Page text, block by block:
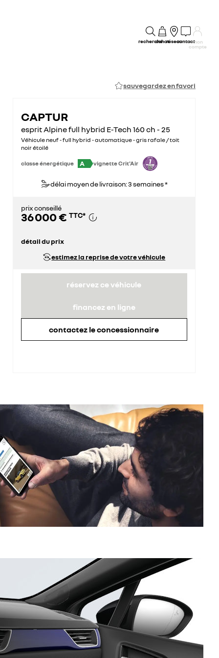
rechercheachatréseaucontactmon
compte
sauvegardez en favori
CAPTUR
esprit Alpine full hybrid E-Tech 160 ch - 25
Véhicule neuf - full hybrid - automatique - gris rafale / toit
noir étoilé
classe énergétique A vignette Crit'Air
délai moyen de livraison: 3 semaines *
prix conseillé
36 000 € TTC*
détail du prix
estimez la reprise de votre véhicule
réservez ce véhicule
financez en ligne
contactez le concessionnaire